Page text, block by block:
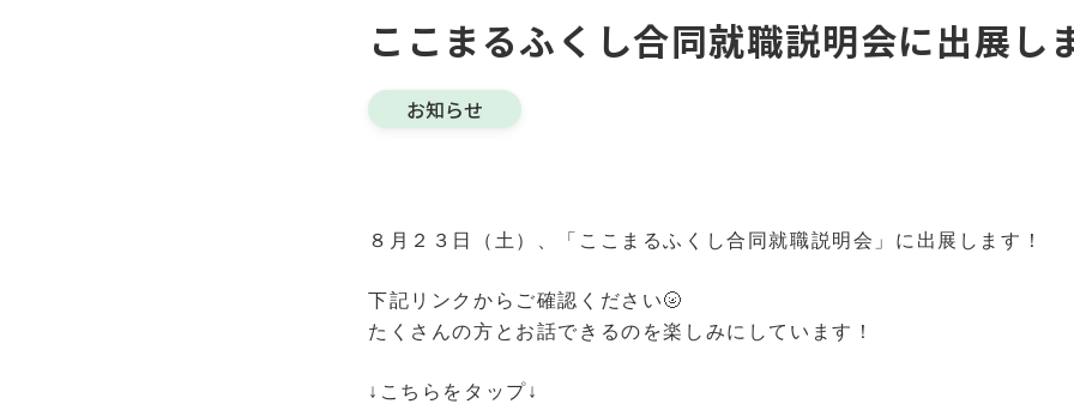
ここまるふくし合同就職説明会に出展し
お知らせ
８月２３日（土）、「ここまるふくし合同就職説明会」に出展します！
下記リンクからご確認ください🌝
たくさんの方とお話できるのを楽しみにしています！
↓こちらをタップ↓